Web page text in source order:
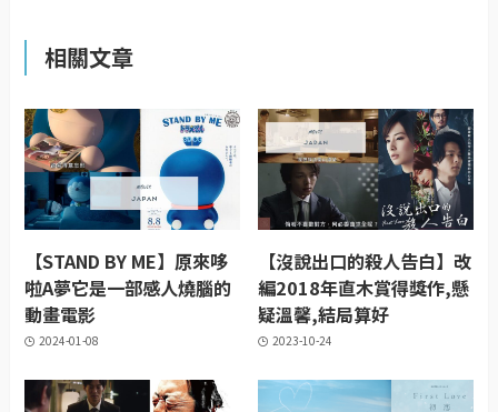
相關文章
【STAND BY ME】原來哆
啦A夢它是一部感人燒腦的
動畫電影
2024-01-08
【沒說出口的殺人告白】改
編2018年直木賞得獎作,懸
疑溫馨,結局算好
2023-10-24